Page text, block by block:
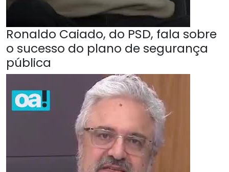
Ronaldo Caiado, do PSD, fala sobre
o sucesso do plano de segurança
pública